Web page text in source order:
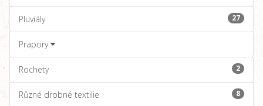
Pluviály 27
Prapory
Rochety 2
Různé drobné textilie 8